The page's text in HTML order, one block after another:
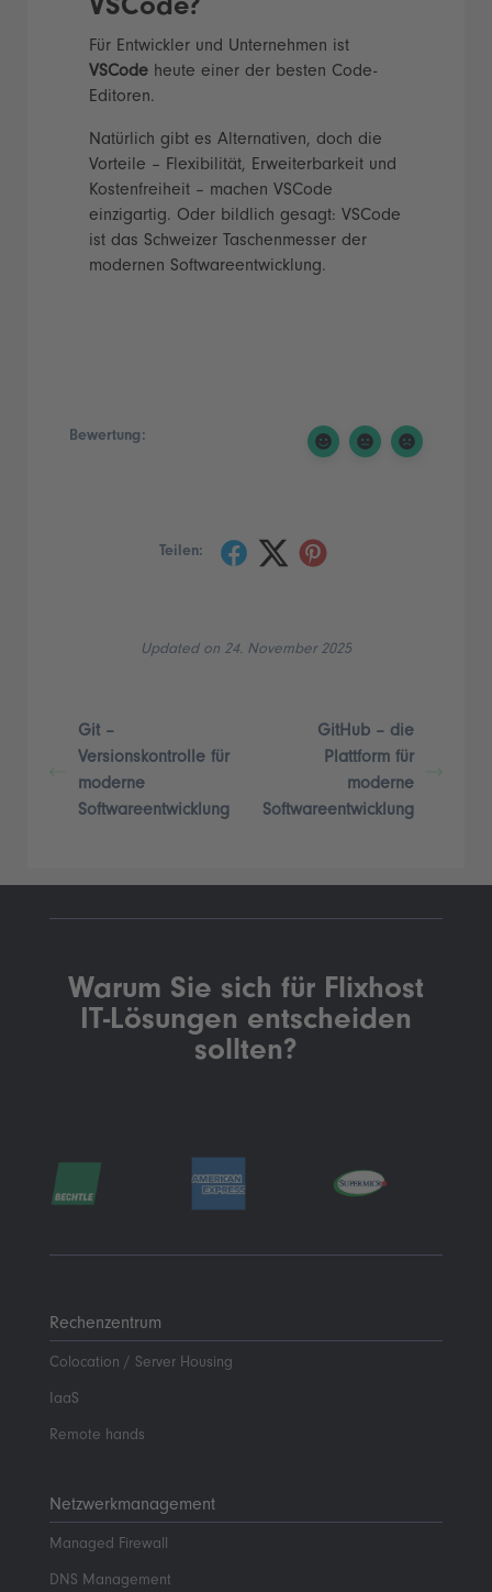
VSCode?
Für Entwickler und Unternehmen ist
VSCodeheute einer der besten Code-
Editoren.
Natürlich gibt es Alternativen, doch die
Vorteile – Flexibilität, Erweiterbarkeit und
Kostenfreiheit – machen VSCode
einzigartig. Oder bildlich gesagt: VSCode
ist das Schweizer Taschenmesser der
modernen Softwareentwicklung.
Bewertung:
Teilen:
Updated on 24. November 2025
Git –
Versionskontrolle für
moderne
Softwareentwicklung
GitHub – die
Plattform für
moderne
Softwareentwicklung
Warum Sie sich für Flixhost
IT-Lösungen entscheiden
sollten?
Rechenzentrum
Colocation / Server Housing
IaaS
Remote hands
Netzwerkmanagement
Managed Firewall
DNS Management